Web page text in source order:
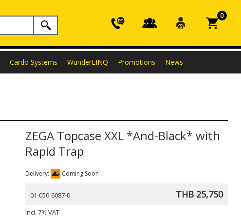
0
Cardo Systems WunderLINQ Promotions News
ZEGA Topcase XXL *And-Black* with
Rapid Trap
Delivery: Coming Soon
01-050-6087-0 THB 25,750
Incl. 7% VAT